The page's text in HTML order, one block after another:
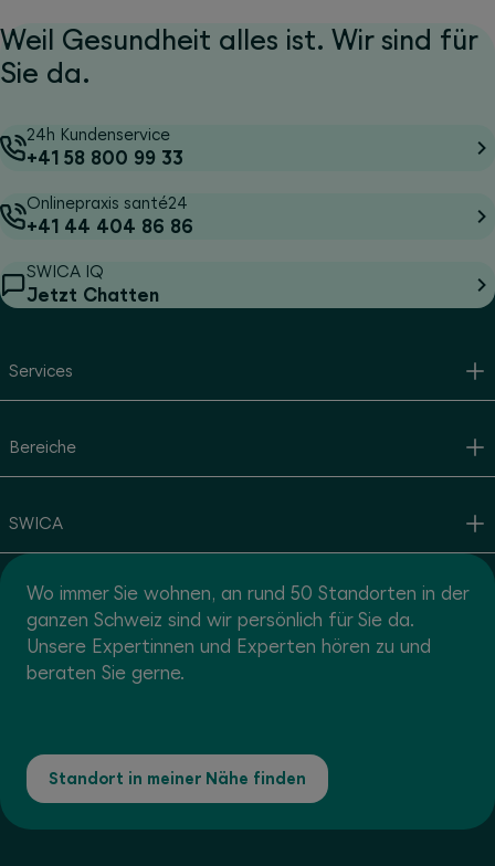
Weil Gesundheit alles ist. Wir sind für
Sie da.
24h Kundenservice
+41 58 800 99 33
Onlinepraxis santé24
+41 44 404 86 86
SWICA IQ
Jetzt Chatten
Services
Bereiche
SWICA
Wo immer Sie wohnen, an rund 50 Standorten in der
ganzen Schweiz sind wir persönlich für Sie da.
Unsere Expertinnen und Experten hören zu und
beraten Sie gerne.
Standort in meiner Nähe finden